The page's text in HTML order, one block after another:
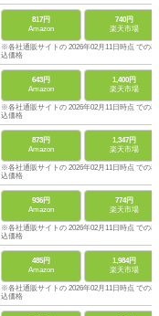
817円
Amazon
740円
楽天市場
※各社通販サイトの 2026年02月11日時点 での税
込価格
643円
Amazon
1,400円
楽天市場
※各社通販サイトの 2026年02月11日時点 での税
込価格
873円
Amazon
1,347円
楽天市場
※各社通販サイトの 2026年02月11日時点 での税
込価格
936円
Amazon
774円
楽天市場
※各社通販サイトの 2026年02月11日時点 での税
込価格
485円
Amazon
1,984円
楽天市場
※各社通販サイトの 2026年02月11日時点 での税
込価格